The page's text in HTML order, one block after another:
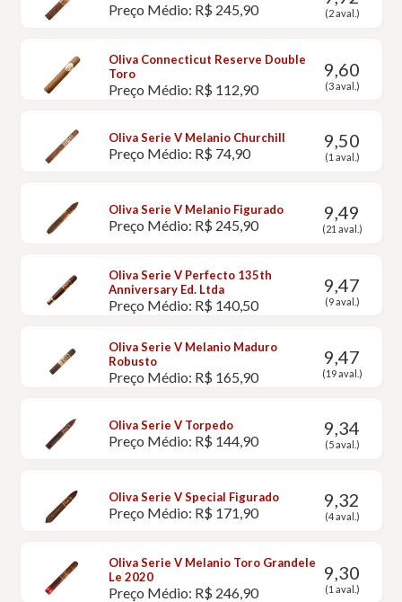
Preço Médio: R$ 245,90 (2 aval.)
Oliva Connecticut Reserve Double
Toro
Preço Médio: R$ 112,90
9,60
(3 aval.)
Oliva Serie V Melanio Churchill
Preço Médio: R$ 74,90
9,50
(1 aval.)
Oliva Serie V Melanio Figurado
Preço Médio: R$ 245,90
9,49
(21 aval.)
Oliva Serie V Perfecto 135th
Anniversary Ed. Ltda
Preço Médio: R$ 140,50
9,47
(9 aval.)
Oliva Serie V Melanio Maduro
Robusto
Preço Médio: R$ 165,90
9,47
(19 aval.)
Oliva Serie V Torpedo
Preço Médio: R$ 144,90
9,34
(5 aval.)
Oliva Serie V Special Figurado
Preço Médio: R$ 171,90
9,32
(4 aval.)
Oliva Serie V Melanio Toro Grandele
Le 2020
Preço Médio: R$ 246,90
9,30
(1 aval.)